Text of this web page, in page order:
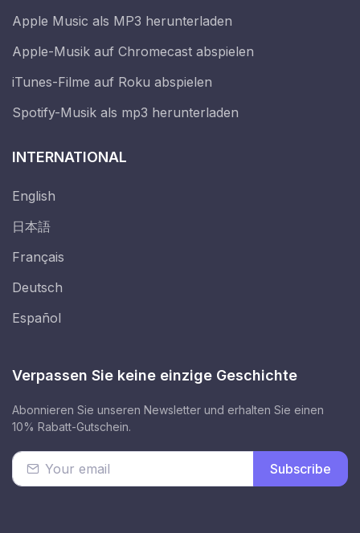
Apple Music als MP3 herunterladen
Apple-Musik auf Chromecast abspielen
iTunes-Filme auf Roku abspielen
Spotify-Musik als mp3 herunterladen
INTERNATIONAL
English
日本語
Français
Deutsch
Español
Verpassen Sie keine einzige Geschichte
Abonnieren Sie unseren Newsletter und erhalten Sie einen
10% Rabatt-Gutschein.
Subscribe